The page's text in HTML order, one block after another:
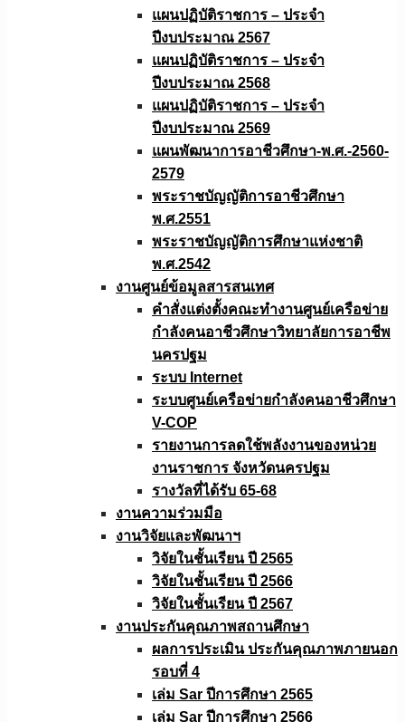
แผนปฏิบัติราชการ – ประจำ
ปีงบประมาณ 2567
แผนปฏิบัติราชการ – ประจำ
ปีงบประมาณ 2568
แผนปฏิบัติราชการ – ประจำ
ปีงบประมาณ 2569
แผนพัฒนาการอาชีวศึกษา-พ.ศ.-2560-
2579
พระราชบัญญัติการอาชีวศึกษา
พ.ศ.2551
พระราชบัญญัติการศึกษาแห่งชาติ
พ.ศ.2542
งานศูนย์ข้อมูลสารสนเทศ
คำสั่งแต่งตั้งคณะทำงานศูนย์เครือข่าย
กำลังคนอาชีวศึกษาวิทยาลัยการอาชีพ
นครปฐม
ระบบ Internet
ระบบศูนย์เครือข่ายกำลังคนอาชีวศึกษา
V-COP
รายงานการลดใช้พลังงานของหน่วย
งานราชการ จังหวัดนครปฐม
รางวัลที่ได้รับ 65-68
งานความร่วมมือ
งานวิจัยเเละพัฒนาฯ
วิจัยในชั้นเรียน ปี 2565
วิจัยในชั้นเรียน ปี 2566
วิจัยในชั้นเรียน ปี 2567
งานประกันคุณภาพสถานศึกษา
ผลการประเมิน ประกันคุณภาพภายนอก
รอบที่ 4
เล่ม Sar ปีการศึกษา 2565
เล่ม Sar ปีการศึกษา 2566